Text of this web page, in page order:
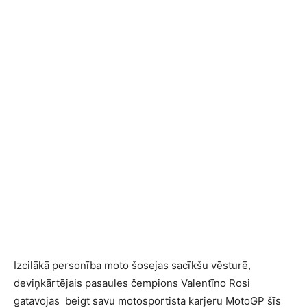
Izcilākā personība moto šosejas sacīkšu vēsturē,
deviņkārtējais pasaules čempions Valentīno Rosi
gatavojas beigt savu motosportista karjeru MotoGP šīs